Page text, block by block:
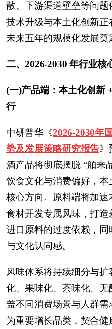
散、下游渠道壁垒等问题
技术升级与本土化创新
未来五年的规模化发展奠
二、2026-2030 年行业核
(一)产品端：本土化创新
行
中研普华 《2026-2030年
势及发展策略研究报告》
酒产品将彻底摆脱 “舶来
饮食文化与消费偏好，
核心方向。原料端将加
食材开发专属风味，打
进口原料的过度依赖，
与文化认同感。
风味体系将持续细分与
化、果味化、茶味化、
盖不同消费场景与人群
为重要增长品类，契合